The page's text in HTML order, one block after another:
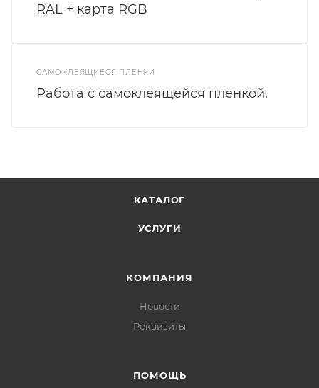
RAL + карта RGB
САМОКЛЕЯЩИЕСЯ ПЛЕНКИ
Работа с самоклеящейся пленкой.
КАТАЛОГ
УСЛУГИ
КОМПАНИЯ
Новости
Реквизиты
ПОМОЩЬ